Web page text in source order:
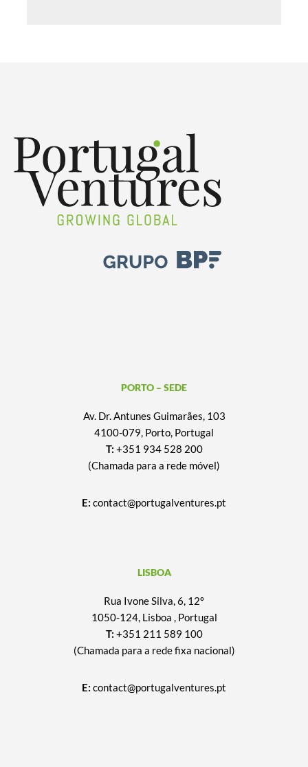
PORTO – SEDE
Av. Dr. Antunes Guimarães, 103
4100-079, Porto, Portugal
T: +351 934 528 200
(Chamada para a rede móvel)
E: contact@portugalventures.pt
LISBOA
Rua Ivone Silva, 6, 12º
1050-124, Lisboa , Portugal
T: +351 211 589 100
(Chamada para a rede fixa nacional)
E: contact@portugalventures.pt